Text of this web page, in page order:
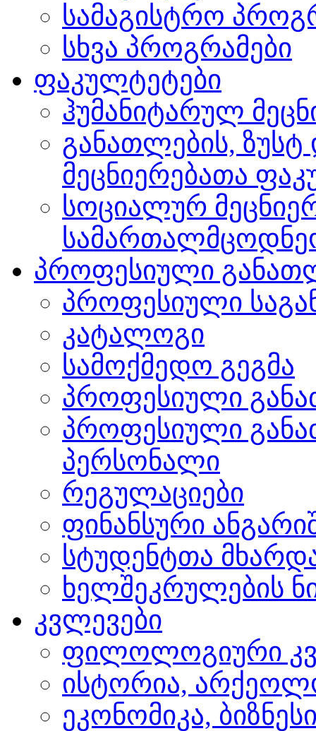
სამაგისტრო
სხვა პროგრამები
ფაკულტეტები
ჰუმანიტარულ
განათლების, ზუსტ
მეცნიერებათა
სოციალურ
პროფესიული
პროფესიული
კატალოგი
სამოქმედო გეგმა
პროფესიული
პროფესიული
პერსონალი
რეგულაციები
ფინანსური
სტუდენტთა
ხელშეკრულების
კვლევები
ფილოლოგიური
ისტორია,
ეკონომიკა,